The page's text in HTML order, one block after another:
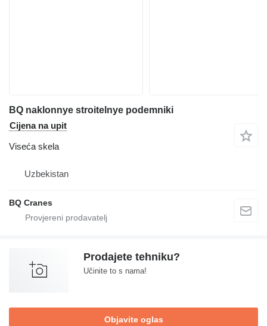
BQ naklonnye stroitelnye podemniki
Cijena na upit
Viseća skela
Uzbekistan
BQ Cranes
Prodajete tehniku?
Učinite to s nama!
Objavite oglas